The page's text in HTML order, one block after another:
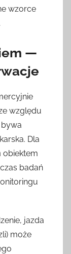
wzorce
—
względu
Dla
obiektem
badań
jazda
może